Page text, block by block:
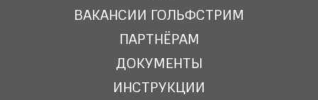
ВАКАНСИИ ГОЛЬФСТРИМ
ПАРТНЁРАМ
ДОКУМЕНТЫ
ИНСТРУКЦИИ